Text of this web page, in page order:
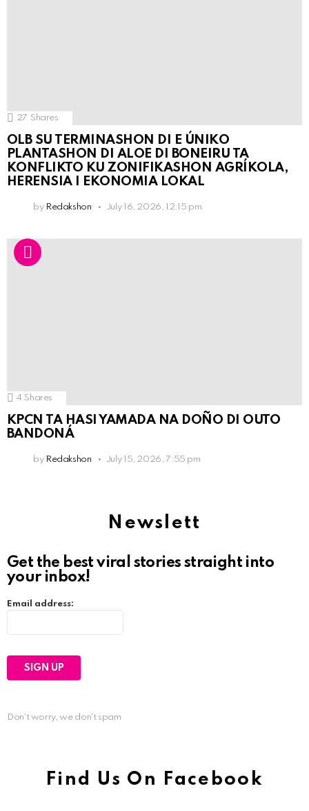
27 Shares
OLB SU TERMINASHON DI E ÚNIKO
PLANTASHON DI ALOE DI BONEIRU TA
KONFLIKTO KU ZONIFIKASHON AGRÍKOLA,
HERENSIA I EKONOMIA LOKAL
by Redakshon July 16, 2026, 12:15 pm
4 Shares
KPCN TA HASI YAMADA NA DOÑO DI OUTO
BANDONÁ
by Redakshon July 15, 2026, 7:55 pm
Newslett
Get the best viral stories straight into
your inbox!
Email address:
Don't worry, we don't spam
Find Us On Facebook